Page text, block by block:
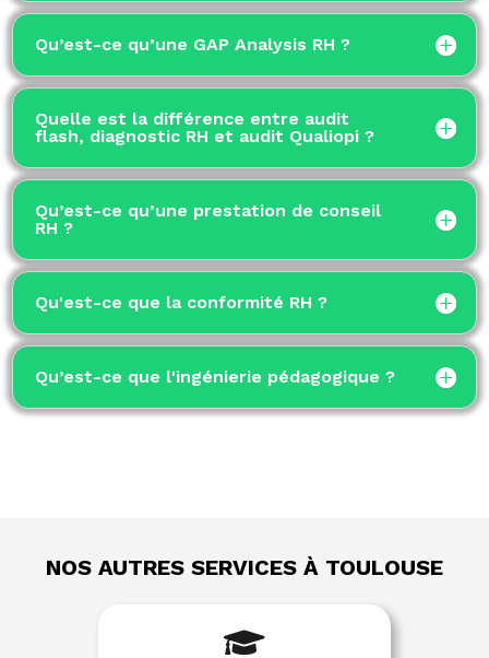
Qu’est-ce qu’une GAP Analysis RH ?
Quelle est la différence entre audit
flash, diagnostic RH et audit Qualiopi ?
Qu’est-ce qu’une prestation de conseil
RH ?
Qu'est-ce que la conformité RH ?
Qu’est-ce que l'ingénierie pédagogique ?
NOS AUTRES SERVICES À TOULOUSE
